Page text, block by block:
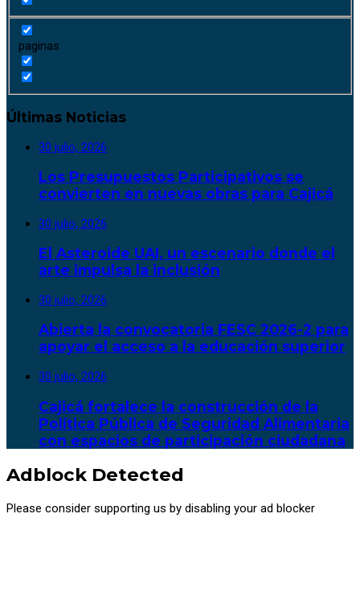
paginas
Últimas Noticias
30 julio, 2026
Los Presupuestos Participativos se
convierten en nuevas obras para Cajicá
30 julio, 2026
El Asteroide UAI, un escenario donde el
arte impulsa la inclusión
30 julio, 2026
Abierta la convocatoria FESC 2026-2 para
apoyar el acceso a la educación superior
30 julio, 2026
Cajicá fortalece la construcción de la
Política Pública de Seguridad Alimentaria
con espacios de participación ciudadana
Adblock Detected
Please consider supporting us by disabling your ad blocker